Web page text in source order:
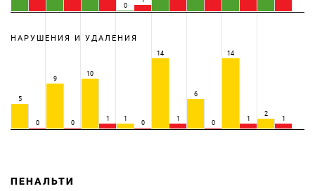
0
НАРУШЕНИЯ И УДАЛЕНИЯ
5
0
9
0
10
1 1
0
14
1
6
0
14
1
2
1
ПЕНАЛЬТИ